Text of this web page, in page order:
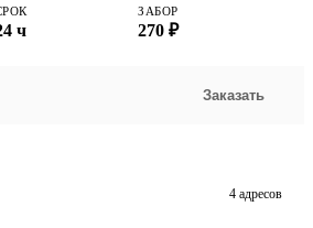
ч
ЗАБОР
270 ₽
Заказать
4 адресов